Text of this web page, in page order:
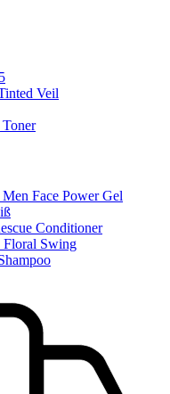
Veil
Face Power Gel
Conditioner
Swing